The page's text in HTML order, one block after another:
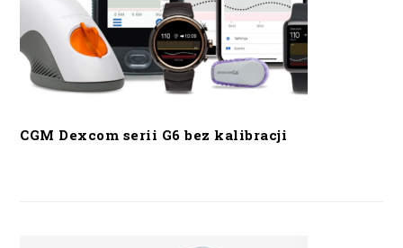
CGM Dexcom serii G6 bez kalibracji